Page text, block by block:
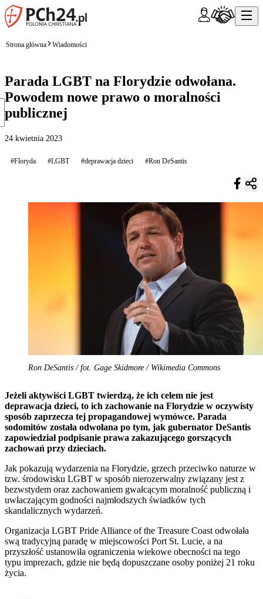
Strona główna Wiadomości
Parada LGBT na Florydzie odwołana.
Powodem nowe prawo o moralności
publicznej
24 kwietnia 2023
#Floryda #LGBT #deprawacja dzieci #Ron DeSantis
Ron DeSantis / fot. Gage Skidmore / Wikimedia Commons
Jeżeli aktywiści LGBT twierdzą, że ich celem nie jest
deprawacja dzieci, to ich zachowanie na Florydzie w oczywisty
sposób zaprzecza tej propagandowej wymówce. Parada
sodomitów została odwołana po tym, jak gubernator DeSantis
zapowiedział podpisanie prawa zakazującego gorszących
zachowań przy dzieciach.
Jak pokazują wydarzenia na Florydzie, grzech przeciwko naturze w
tzw. środowisku LGBT w sposób nierozerwalny związany jest z
bezwstydem oraz zachowaniem gwałcącym moralność publiczną i
uwłaczającym godności najmłodszych świadków tych
skandalicznych wydarzeń.
Organizacja LGBT Pride Alliance of the Treasure Coast odwołała
swą tradycyjną paradę w miejscowości Port St. Lucie, a na
przyszłość ustanowiła ograniczenia wiekowe obecności na tego
typu imprezach, gdzie nie będą dopuszczane osoby poniżej 21 roku
życia.